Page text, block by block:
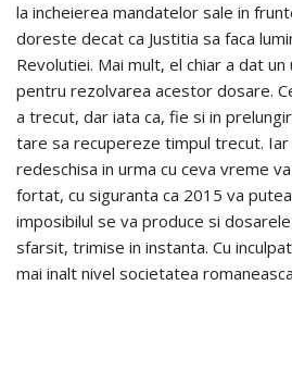
la incheierea mandatelor sale in
doreste decat ca Justitia sa faca
Revolutiei. Mai mult, el chiar a dat
pentru rezolvarea acestor dosare.
a trecut, dar iata ca, fie si in
tare sa recupereze timpul trecut. Iar
redeschisa in urma cu ceva vreme
fortat, cu siguranta ca 2015 va
imposibilul se va produce si
sfarsit, trimise in instanta. Cu
mai inalt nivel societatea